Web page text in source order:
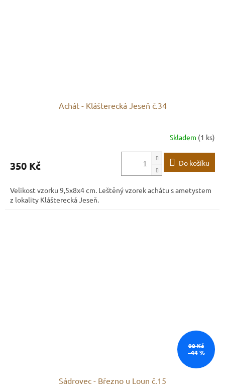
Achát - Klášterecká Jeseň č.34
Skladem (1 ks)
350 Kč Do košíku
Velikost vzorku 9,5x8x4 cm. Leštěný vzorek achátu s ametystem
z lokality Klášterecká Jeseň.
90 Kč
–44 %
Sádrovec - Březno u Loun č.15